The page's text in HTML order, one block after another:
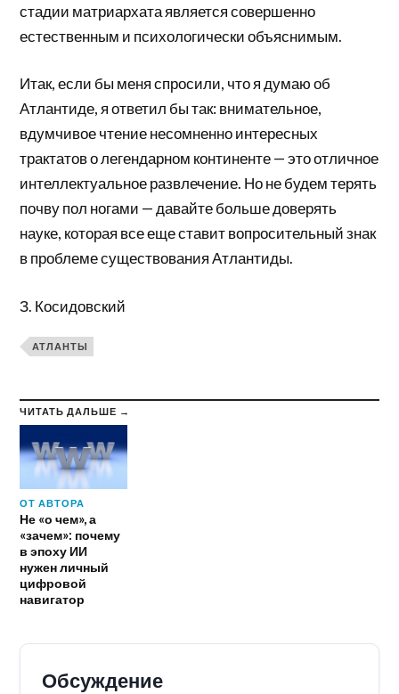
стадии матриархата является совершенно
естественным и психологически объяснимым.
Итак, если бы меня спросили, что я думаю об
Атлантиде, я ответил бы так: внимательное,
вдумчивое чтение несомненно интересных
трактатов о легендарном континенте — это отличное
интеллектуальное развлечение. Но не будем терять
почву пол ногами — давайте больше доверять
науке, которая все еще ставит вопросительный знак
в проблеме существования Атлантиды.
З. Косидовский
АТЛАНТЫ
ЧИТАТЬ ДАЛЬШЕ →
ОТ АВТОРА
Не «о чем», а
«зачем»: почему
в эпоху ИИ
нужен личный
цифровой
навигатор
Обсуждение